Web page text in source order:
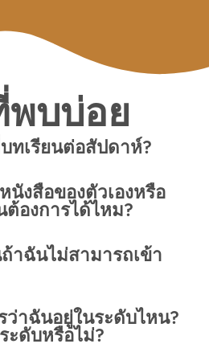
บบ่อย
ทเรียนต่อสัปดาห์?
นังสือของตัวเองหรือ
องการได้ไหม?
าฉันไม่สามารถเข้า
ว่าฉันอยู่ในระดับไหน?
ะดับหรือไม่?